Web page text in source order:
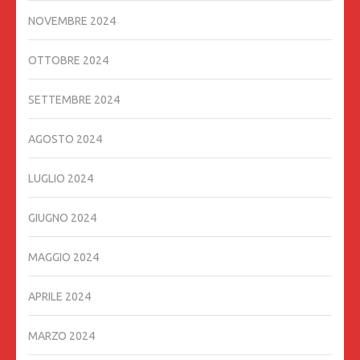
NOVEMBRE 2024
OTTOBRE 2024
SETTEMBRE 2024
AGOSTO 2024
LUGLIO 2024
GIUGNO 2024
MAGGIO 2024
APRILE 2024
MARZO 2024